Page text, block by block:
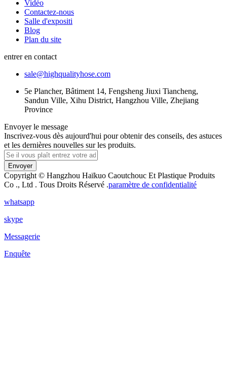
Vidéo
Contactez-nous
Salle d'expositi
Blog
Plan du site
entrer en contact
sale@highqualityhose.com
5e Plancher, Bâtiment 14, Fengsheng Jiuxi Tiancheng,
Sandun Ville, Xihu District, Hangzhou Ville, Zhejiang
Province
Envoyer le message
Inscrivez-vous dès aujourd'hui pour obtenir des conseils, des astuces
et les dernières nouvelles sur les produits.
Envoyer
Copyright © Hangzhou Haïkuo Caoutchouc Et Plastique Produits
Co ., Ltd . Tous Droits Réservé .paramètre de confidentialité
whatsapp
skype
Messagerie
Enquête